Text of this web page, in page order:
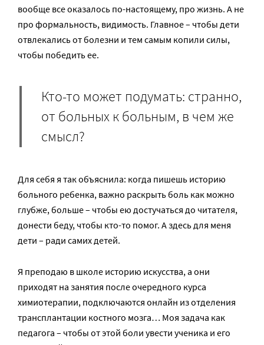
вообще все оказалось по-настоящему, про жизнь. А не
про формальность, видимость. Главное – чтобы дети
отвлекались от болезни и тем самым копили силы,
чтобы победить ее.
Кто-то может подумать: странно,
от больных к больным, в чем же
смысл?
Для себя я так объяснила: когда пишешь историю
больного ребенка, важно раскрыть боль как можно
глубже, больше – чтобы ею достучаться до читателя,
донести беду, чтобы кто-то помог. А здесь для меня
дети – ради самих детей.
Я преподаю в школе историю искусства, а они
приходят на занятия после очередного курса
химиотерапии, подключаются онлайн из отделения
трансплантации костного мозга… Моя задача как
педагога – чтобы от этой боли увести ученика и его